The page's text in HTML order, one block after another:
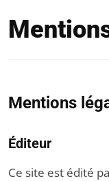
Mentions
Éditeur
Ce site est édité